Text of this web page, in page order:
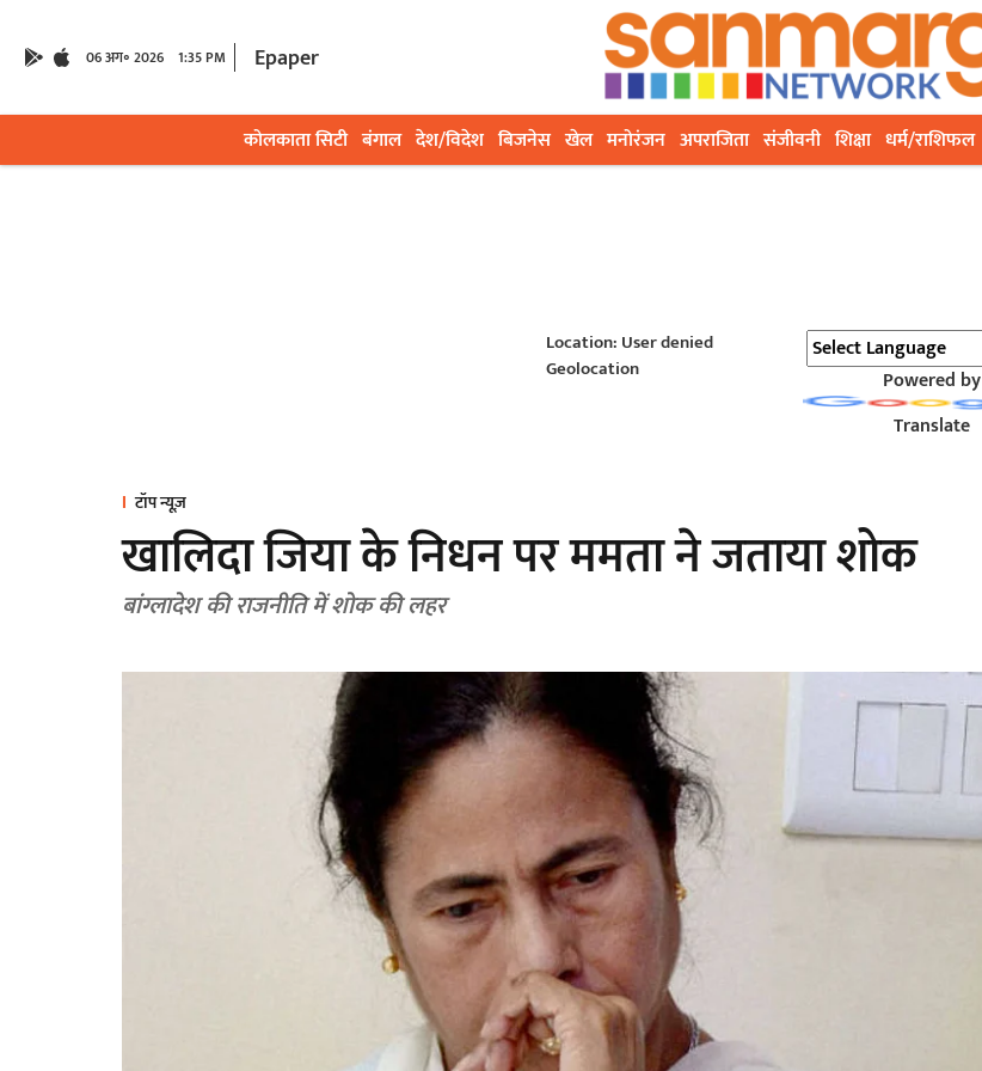
06 अग॰ 2026 1:35 PM Epaper
कोलकाता सिटी बंगाल देश/विदेश बिजनेस खेल मनोरंजन अपराजिता संजीवनी शिक्षा धर्म/राशिफल
Location: User denied
Geolocation
Powered by
Translate
टॉप न्यूज़
खालिदा जिया के निधन पर ममता ने जताया शोक
बांग्लादेश की राजनीति में शोक की लहर